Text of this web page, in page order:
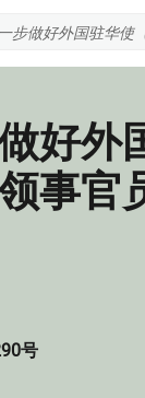
步做好外国驻华使
好外
事官
号